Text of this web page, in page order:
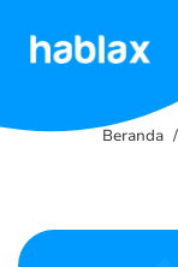
Beranda